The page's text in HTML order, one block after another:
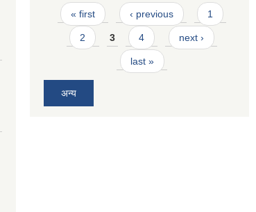
Pages
« first ‹ previous 1
2 3 4 next ›
last »
अन्य